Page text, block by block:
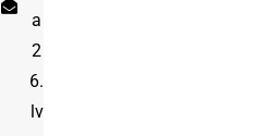
a
2
6.
lv